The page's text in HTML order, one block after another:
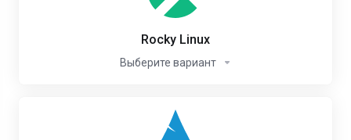
Rocky Linux
Выберите вариант